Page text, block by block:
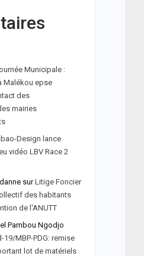
Municipale :
Malékou epse
des
mairies
Design lance
vidéo LBV Race 2
surLitige Foncier
des habitants
de l'ANUTT
Pambou Ngodjo
19/MBP-PDG: remise
lot de matériels